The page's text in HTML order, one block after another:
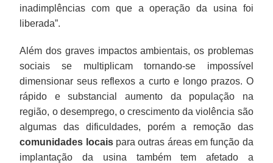
inadimplências com que a operação da usina foi
liberada”.
Além dos graves impactos ambientais, os problemas
sociais se multiplicam tornando-se impossível
dimensionar seus reflexos a curto e longo prazos. O
rápido e substancial aumento da população na
região, o desemprego, o crescimento da violência são
algumas das dificuldades, porém a remoção das
comunidades locaispara outras áreas em função da
implantação da usina também tem afetado a